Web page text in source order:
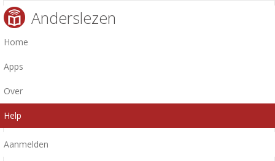
Anderslezen
Home
Apps
Over
Help
Aanmelden